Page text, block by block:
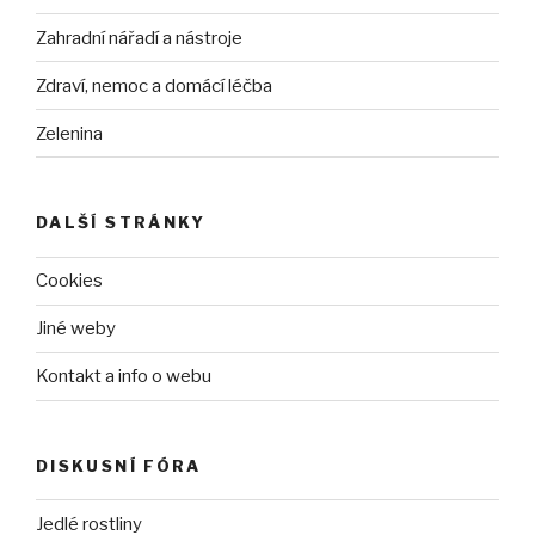
Zahradní nářadí a nástroje
Zdraví, nemoc a domácí léčba
Zelenina
DALŠÍ STRÁNKY
Cookies
Jiné weby
Kontakt a info o webu
DISKUSNÍ FÓRA
Jedlé rostliny